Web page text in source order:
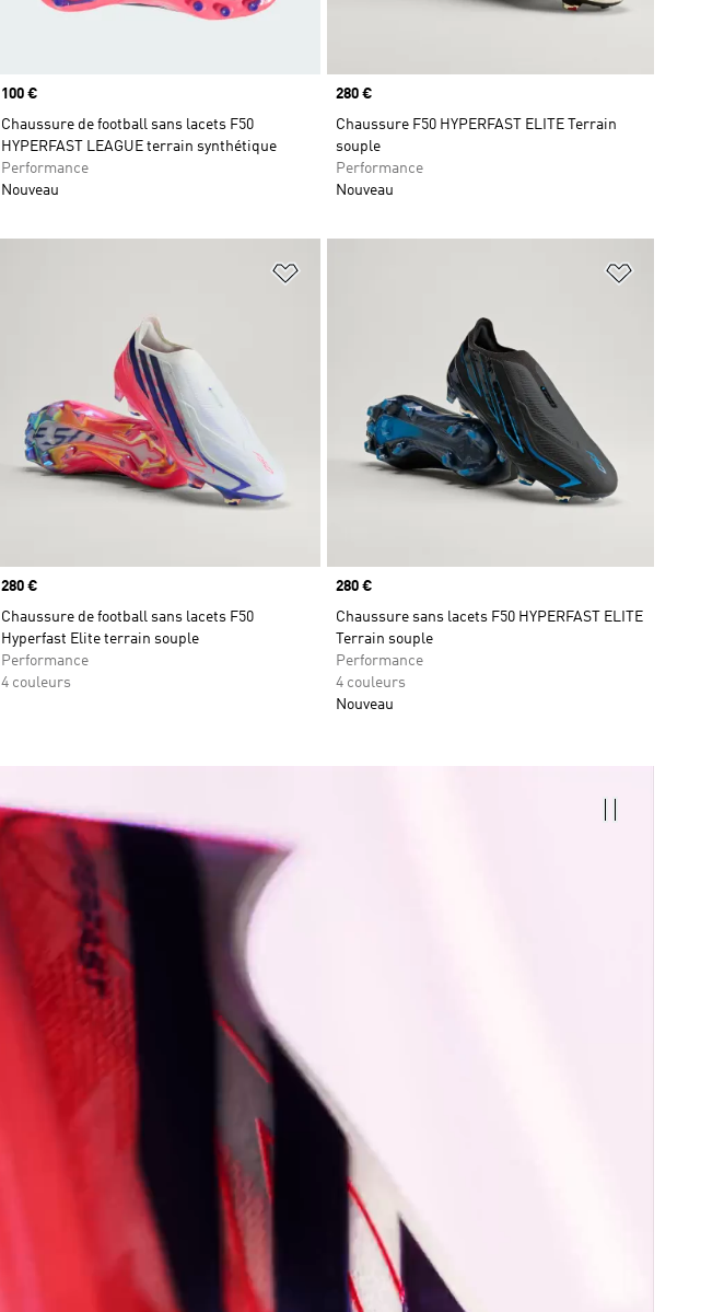
Prix
100 €
Chaussure de football sans lacets F50
HYPERFAST LEAGUE terrain synthétique
Performance
Nouveau
Prix
280 €
Chaussure F50 HYPERFAST ELITE Terrain
souple
Performance
Nouveau
Prix
280 €
Chaussure de football sans lacets F50
Hyperfast Elite terrain souple
Performance
4 couleurs
Prix
280 €
Chaussure sans lacets F50 HYPERFAST ELITE
Terrain souple
Performance
4 couleurs
Nouveau